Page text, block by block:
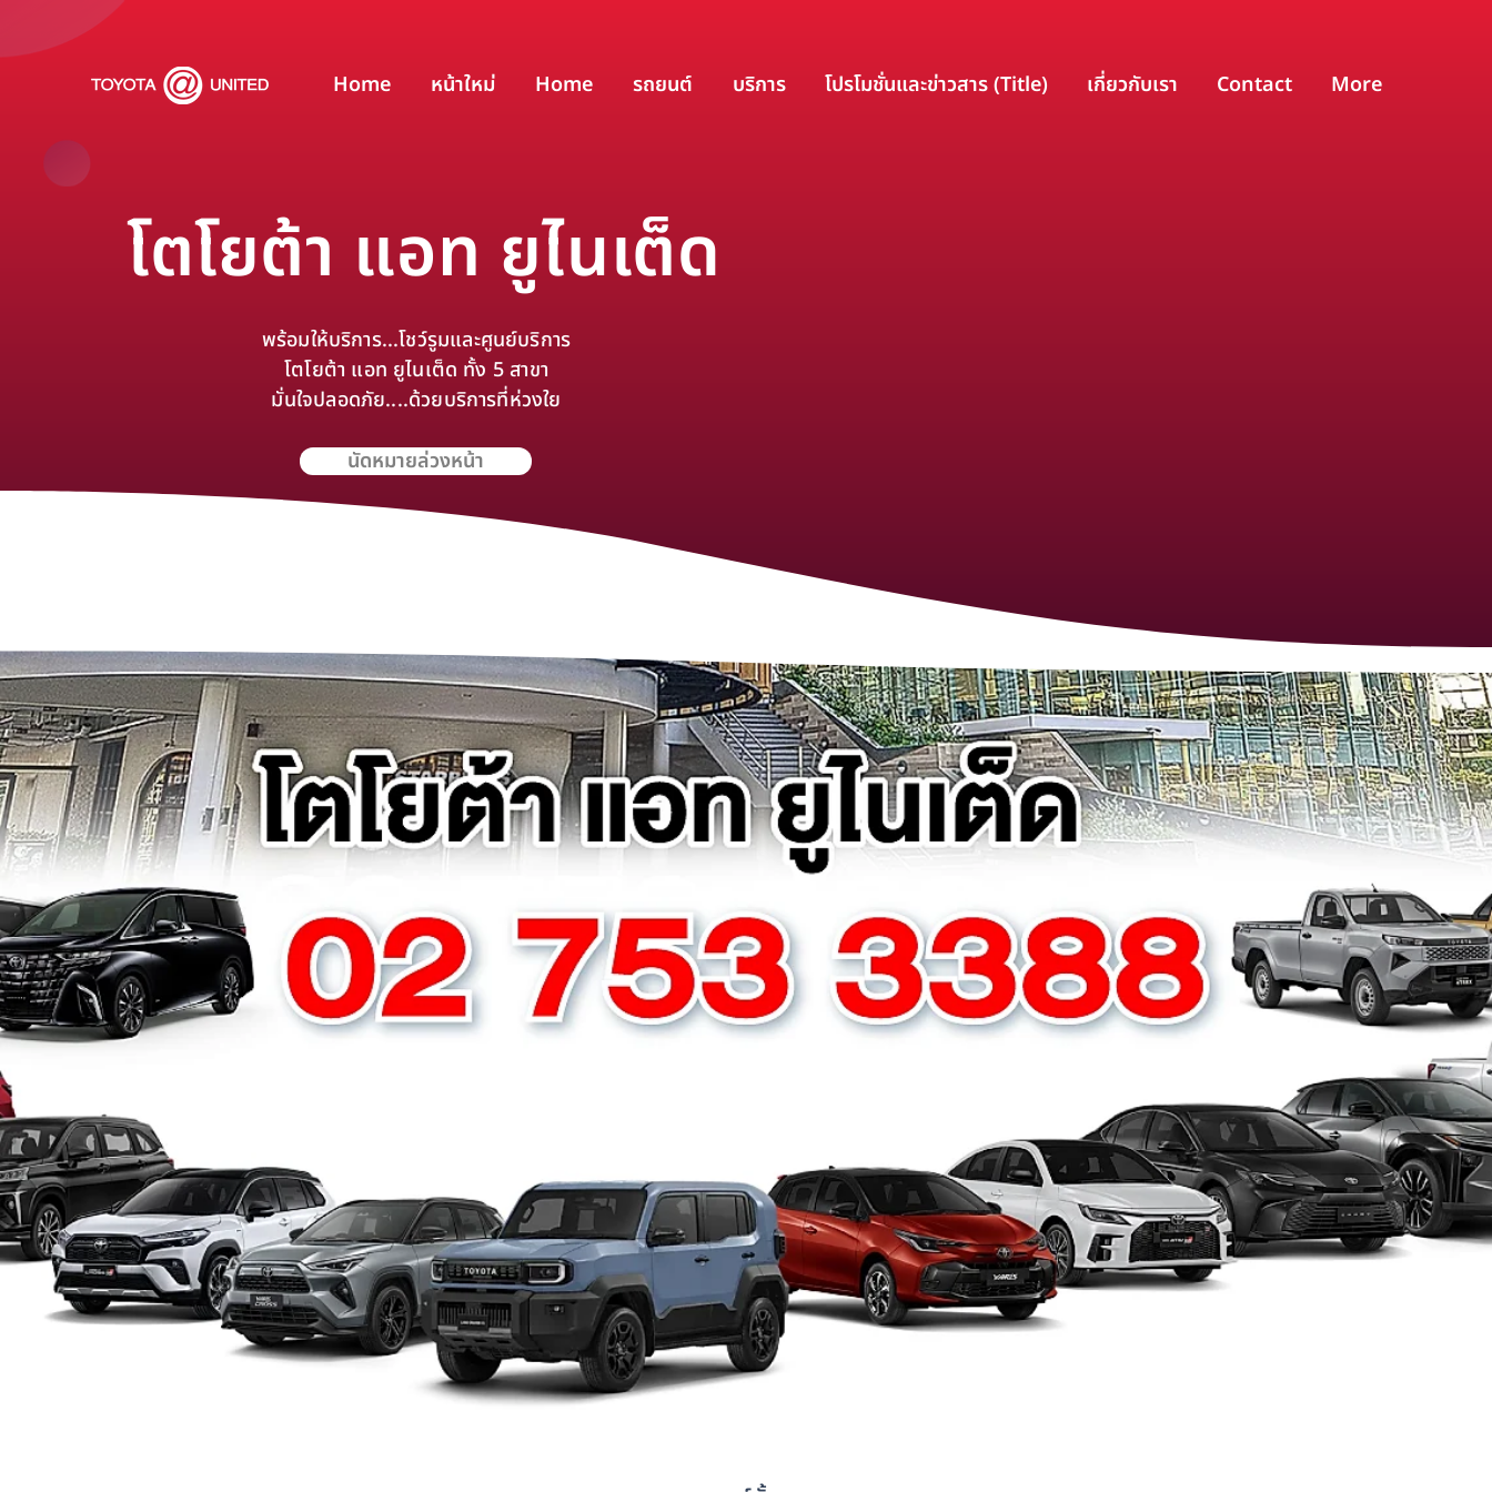
Home หน้าใหม่ Home รถยนต์ บริการ โปรโมชั่นและข่าวสาร (Title) เกี่ยวกับเรา Contact More
โตโยต้า แอท ยูไนเต็ด
พร้อมให้บริการ...โชว์รูมและศูนย์บริการ
โตโยต้า แอท ยูไนเต็ด ทั้ง 5 สาขา
มั่นใจปลอดภัย....ด้วยบริการที่ห่วงใย
นัดหมายล่วงหน้า